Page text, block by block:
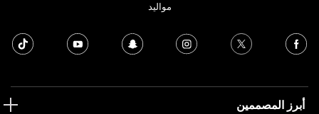
مواليد
أبرز المصممين